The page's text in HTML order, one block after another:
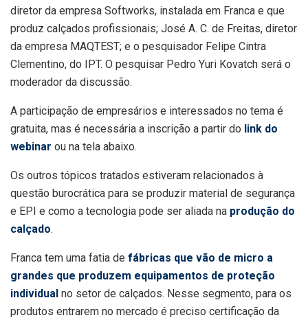
diretor da empresa Softworks, instalada em Franca e que
produz calçados profissionais; José A. C. de Freitas, diretor
da empresa MAQTEST; e o pesquisador Felipe Cintra
Clementino, do IPT. O pesquisar Pedro Yuri Kovatch será o
moderador da discussão.
A participação de empresários e interessados no tema é
gratuita, mas é necessária a inscrição a partir do link do
webinar ou na tela abaixo.
Os outros tópicos tratados estiveram relacionados à
questão burocrática para se produzir material de segurança
e EPI e como a tecnologia pode ser aliada na produção do
calçado.
Franca tem uma fatia de fábricas que vão de micro a
grandes que produzem equipamentos de proteção
individual no setor de calçados. Nesse segmento, para os
produtos entrarem no mercado é preciso certificação da